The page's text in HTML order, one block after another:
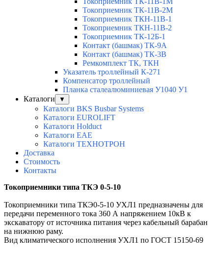
Токоприемник ТК-11В-2М
Токоприемник ТКН-11В-1
Токоприемник ТКН-11В-2
Токоприемник ТК-12Б-1
Контакт (башмак) ТК-9А
Контакт (башмак) ТК-3В
Ремкомплект ТК, ТКН
Указатель троллейный К-271
Компенсатор троллейный
Планка сталеалюминиевая У1040 У1
Каталоги
▼
Каталоги BKS Busbar Systems
Каталоги EUROLIFT
Каталоги Holduct
Каталоги EAE
Каталоги ТЕХНОТРОН
Доставка
Стоимость
Контакты
Токоприемники типа ТКЭ 0-5-10
Токоприемники типа ТКЭ0-5-10 УХЛ1 предназначены для
передачи переменного тока 360 А напряжением 10кВ к
экскаватору от источника питания через кабельный барабан
на нижнюю раму.
Вид климатического исполнения УХЛ1 по ГОСТ 15150-69